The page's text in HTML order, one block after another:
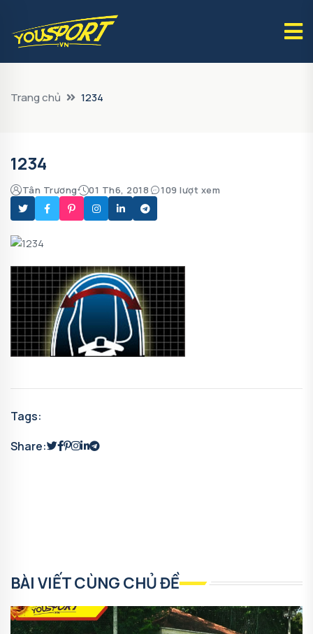
Trang chủ 1234
1234
Tân Trương 01 Th6, 2018 109 lượt xem
Tags:
Share:
BÀI VIẾT CÙNG CHỦ ĐỀ